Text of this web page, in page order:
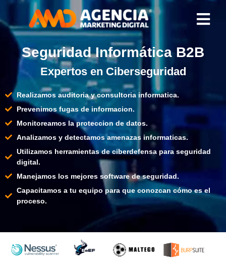
Seguridad Informática B2B
Expertos en Ciberseguridad
Realizamos auditoria y consultoria informatica.
Prevenimos fugas de informacion.
Monitoreamos la proteccion de datos.
Analizamos y detectamos amenazas informaticas.
Utilizamos herramientas de ciberdefensa para seguridad
digital.
Manejamos los mejores software de seguridad.
Capacitamos a tu equipo para que conozcan cómo es el
proceso.